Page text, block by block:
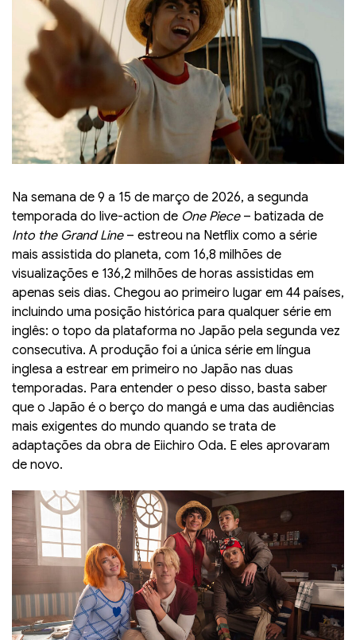
Na semana de 9 a 15 de março de 2026, a segunda
temporada do live-action de One Piece– batizada de
Into the Grand Line– estreou na Netflix como a série
mais assistida do planeta, com 16,8 milhões de
visualizações e 136,2 milhões de horas assistidas em
apenas seis dias. Chegou ao primeiro lugar em 44 países,
incluindo uma posição histórica para qualquer série em
inglês: o topo da plataforma no Japão pela segunda vez
consecutiva. A produção foi a única série em língua
inglesa a estrear em primeiro no Japão nas duas
temporadas. Para entender o peso disso, basta saber
que o Japão é o berço do mangá e uma das audiências
mais exigentes do mundo quando se trata de
adaptações da obra de Eiichiro Oda. E eles aprovaram
de novo.